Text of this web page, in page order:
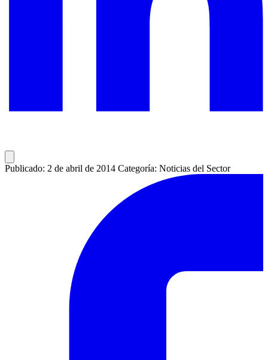
Publicado: 2 de abril de 2014 Categoría: Noticias del Sector